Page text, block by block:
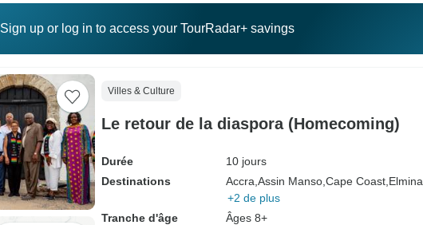
Sign up or log in to access your TourRadar+ savings
Villes & Culture
Le retour de la diaspora (Homecoming)
Durée
10 jours
Destinations
Accra, Assin Manso, Cape Coast, Elmina,
+2 de plus
Tranche d'âge
Âges 8+